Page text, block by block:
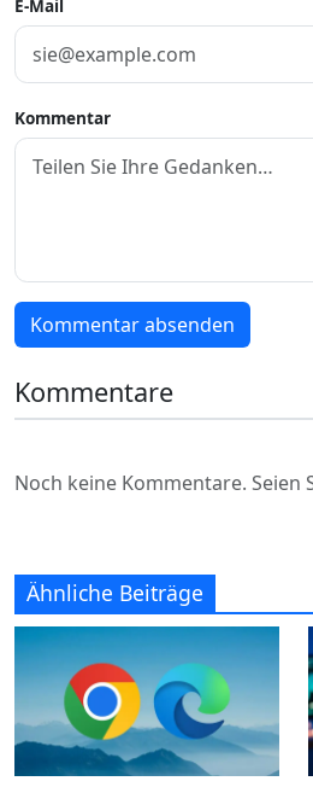
E-Mail
Kommentar
Kommentar absenden
Kommentare
Noch keine Kommentare. Seien
Ähnliche Beiträge